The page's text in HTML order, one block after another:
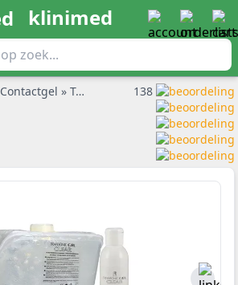
klinimed
Contactgel » Telic Ultrageluid contactgel 5L transparant per stuk met pomp 138